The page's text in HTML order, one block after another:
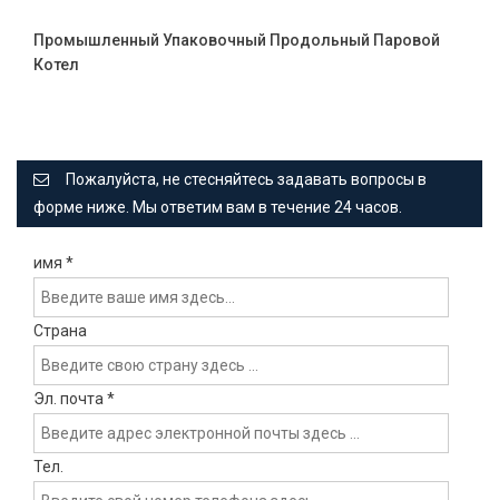
Промышленный Упаковочный Продольный Паровой
Котел
Пожалуйста, не стесняйтесь задавать вопросы в
форме ниже. Мы ответим вам в течение 24 часов.
имя *
Страна
Эл. почта *
Тел.